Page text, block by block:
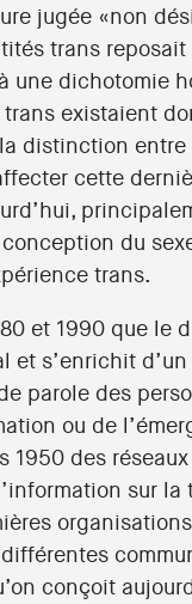
jugée «non
trans
une dichotomie
existaient
distinction
cette
du
trans.
et 1990 que
et s’enrichit
parole des
ou de
1950 des
sur
conçoit